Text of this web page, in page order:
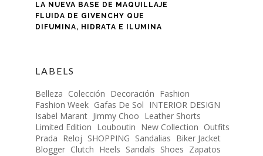
LA NUEVA BASE DE MAQUILLAJE
FLUIDA DE GIVENCHY QUE
DIFUMINA, HIDRATA E ILUMINA
LABELS
Belleza Colección Decoración Fashion
Fashion Week Gafas De Sol INTERIOR DESIGN
Isabel Marant Jimmy Choo Leather Shorts
Limited Edition Louboutin New Collection Outfits
Prada Reloj SHOPPING Sandalias Biker Jacket
Blogger Clutch Heels Sandals Shoes Zapatos